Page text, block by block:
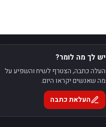
יש לך מה לומר?
העלה כתבה, הצטרף לשיח והשפיע על
מה שאנשים יקראו היום.
העלאת כתבה